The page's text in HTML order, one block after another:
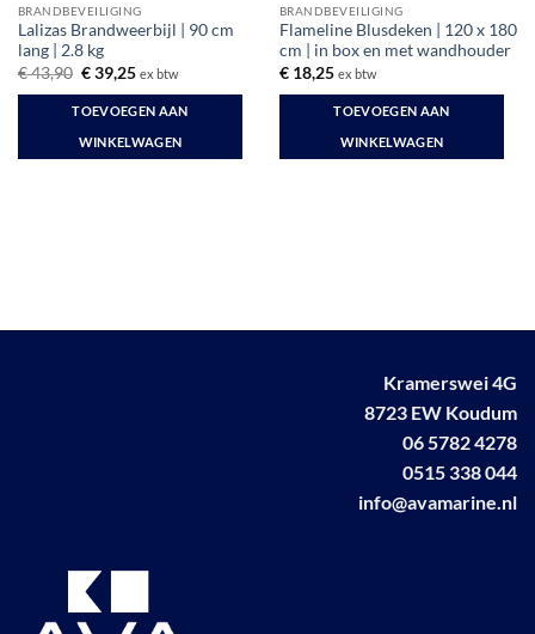
BRANDBEVEILIGING
Lalizas Brandweerbijl | 90 cm
lang | 2.8 kg
€43,90 Oorspronkelijke
was:
€ 43,90.
€39,25Huidige
is:
€ 39,25.
ex btw
TOEVOEGEN AAN
WINKELWAGEN
BRANDBEVEILIGING
Flameline Blusdeken | 120 x 180
cm | in box en met wandhouder
€18,25 ex btw
TOEVOEGEN AAN
WINKELWAGEN
Kramerswei 4G
8723 EW Koudum
06 5782 4278
0515 338 044
info@avamarine.nl